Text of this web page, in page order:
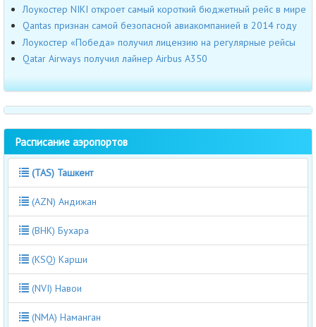
Лоукостер NIKI откроет самый короткий бюджетный рейс в мире
Qantas признан самой безопасной авиакомпанией в 2014 году
Лоукостер «Победа» получил лицензию на регулярные рейсы
Qatar Airways получил лайнер Airbus А350
Расписание аэропортов
(TAS) Ташкент
(AZN) Андижан
(BHK) Бухара
(KSQ) Карши
(NVI) Навои
(NMA) Наманган